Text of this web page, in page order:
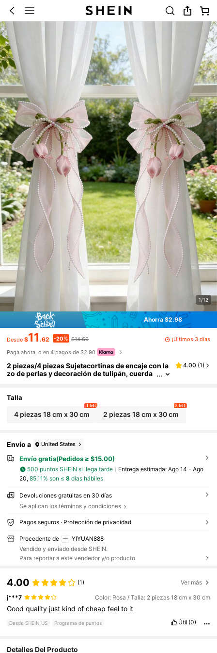
1/12
Ahorra $2.98
Desde $11 .62 -20% $14.60
¡Últimos 3 días
Paga ahora, o en 4 pagos de $2.90
2 piezas/4 piezas Sujetacortinas de encaje con la
zo de perlas y decoración de tulipán, cuerda
4.00 (1)
Talla
4 piezas 18 cm x 30 cm
1 left
2 piezas 18 cm x 30 cm
8 left
Envío a United States
Envío gratis(Pedidos ≥ $15.00)
500 puntos SHEIN si llega tarde Entrega estimada: Ago 14 - Ago
20, 85.11% son ≤ 8días hábiles
Devoluciones gratuitas en 30 días
Se aplican los términos y condiciones
Pagos seguros · Protección de privacidad
Procedente de
YIYUAN888
Vendido y enviado desde SHEIN.
Para reportar a este vendedor y/o producto
4.00 (1) Ver más
j***7 Color: Rosa / Talla: 2 piezas 18 cm x 30 cm
Goodquality just kindofcheapfeelto it
Desde SHEIN US Programa de puntos Útil (0)
Detalles Del Producto